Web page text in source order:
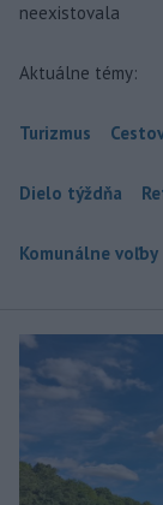
neexistovala
Aktuálne témy:
Turizmus
Dielo týždňa
Komunálne voľby